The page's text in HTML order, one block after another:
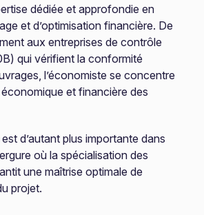
dédiée et approfondie en
et d’optimisation financière. De
aux entreprises de contrôle
qui vérifient la conformité
l’économiste se concentre
et financière des
d’autant plus importante dans
où la spécialisation des
une maîtrise optimale de
projet.